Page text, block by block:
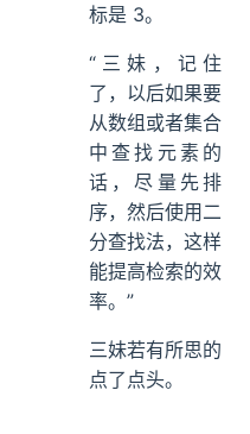
标是 3。
“三妹，记住
了，以后如果要
从数组或者集合
中查找元素的
话，尽量先排
序，然后使用二
分查找法，这样
能提高检索的效
率。”
三妹若有所思的
点了点头。